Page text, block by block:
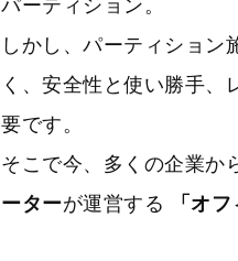
しかし、パーティション
く、安全性と使い勝手、
要です。
そこで今、多くの企業か
ーターが運営する 「オ